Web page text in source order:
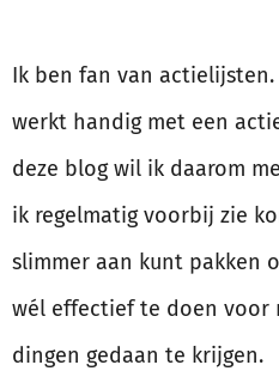
Ik ben fan van
werkt handig met een
deze blog wil ik daarom
ik regelmatig voorbij zie
slimmer aan kunt pakken
wél effectief te doen voor
dingen gedaan te krijgen.